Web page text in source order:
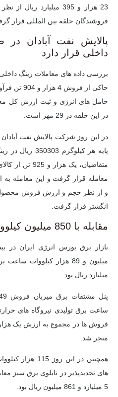
23 هزار و 395 میلیارد
فروشندگان حلقه بین المللی قرار
پالایش نفت آبادان
داخلی قرار دارد
بررسی داده های معاملات رینگ
حاکی از
در این حلقه در 29 مهر است.
پایه هر کیلوگرم
متقاضیان، یک
و از نظر حجم و ارزش فروش
انگشتر قرار گرفت.
مقابله با 850 میلیون کیلووات ساعت برق
میلیارد ریال بود.
ساعت برق تولیدی نیروگاه های
منجر شد.
همچنین در این
های تجدیدپذیر در تابلوی برق سبز
5 میلیارد و 861 میلیون ریال بود.